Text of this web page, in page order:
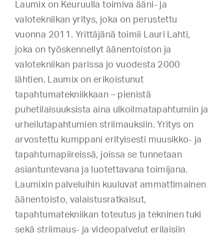
Laumix on Keuruulla toimiva ääni- ja
valotekniikan yritys, joka on perustettu
vuonna 2011. Yrittäjänä toimii Lauri Lahti,
joka on työskennellyt äänentoiston ja
valotekniikan parissa jo vuodesta 2000
lähtien. Laumix on erikoistunut
tapahtumatekniikkaan – pienistä
puhetilaisuuksista aina ulkoilmatapahtumiin ja
urheilutapahtumien striimauksiin. Yritys on
arvostettu kumppani erityisesti muusikko- ja
tapahtumapiireissä, joissa se tunnetaan
asiantuntevana ja luotettavana toimijana.
Laumixin palveluihin kuuluvat ammattimainen
äänentoisto, valaistusratkaisut,
tapahtumatekniikan toteutus ja tekninen tuki
sekä striimaus- ja videopalvelut erilaisiin